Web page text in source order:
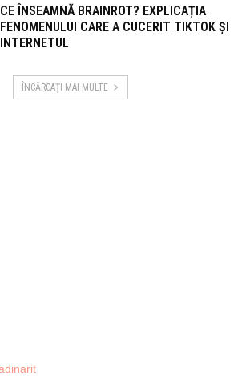
CE ÎNSEAMNĂ BRAINROT? EXPLICAȚIA
FENOMENULUI CARE A CUCERIT TIKTOK ȘI
INTERNETUL
ÎNCĂRCAȚI MAI MULTE